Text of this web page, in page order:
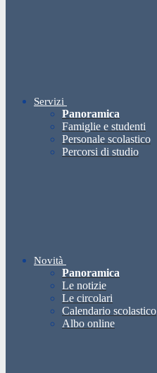
Servizi
Panoramica
Famiglie e studenti
Personale scolastico
Percorsi di studio
Novità
Panoramica
Le notizie
Le circolari
Calendario scolastico
Albo online